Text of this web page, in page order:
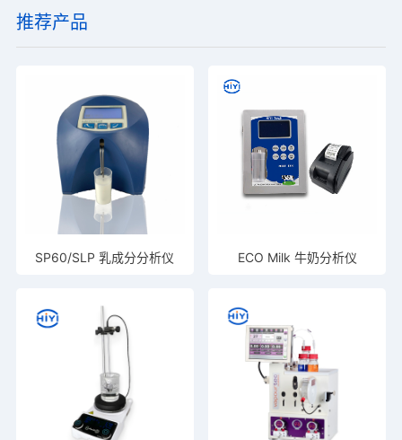
推荐产品
SP60/SLP 乳成分分析仪 ECO Milk 牛奶分析仪